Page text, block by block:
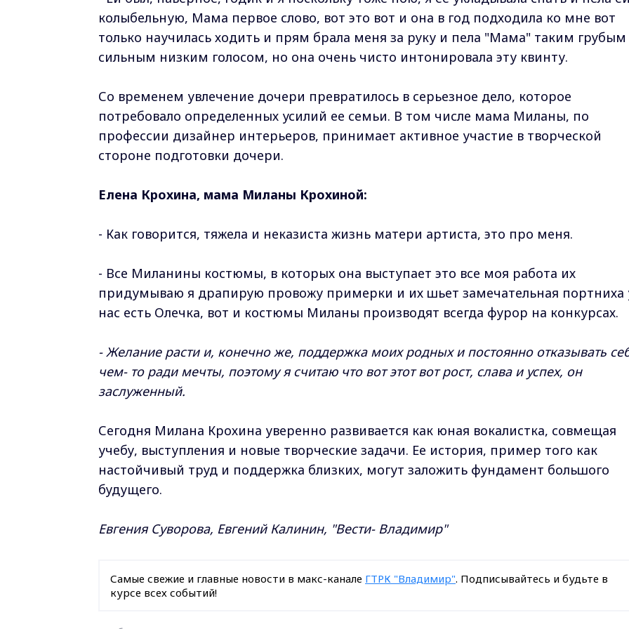
колыбельную, Мама первое слово, вот это вот и она в год подходила ко мне вот
только научилась ходить и прям брала меня за руку и пела "Мама" таким грубым
сильным низким голосом, но она очень чисто интонировала эту квинту.
Со временем увлечение дочери превратилось в серьезное дело, которое
потребовало определенных усилий ее семьи. В том числе мама Миланы, по
профессии дизайнер интерьеров, принимает активное участие в творческой
стороне подготовки дочери.
Елена Крохина, мама Миланы Крохиной:
- Как говорится, тяжела и неказиста жизнь матери артиста, это про меня.
- Все Миланины костюмы, в которых она выступает это все моя работа их
придумываю я драпирую провожу примерки и их шьет замечательная портниха
нас есть Олечка, вот и костюмы Миланы производят всегда фурор на конкурсах.
- Желание расти и, конечно же, поддержка моих родных и постоянно отказывать
чем- то ради мечты, поэтому я считаю что вот этот вот рост, слава и успех, он
заслуженный.
Сегодня Милана Крохина уверенно развивается как юная вокалистка, совмещая
учебу, выступления и новые творческие задачи. Ее история, пример того как
настойчивый труд и поддержка близких, могут заложить фундамент большого
будущего.
Евгения Суворова, Евгений Калинин, "Вести- Владимир"
Самые свежие и главные новости в макс-канале ГТРК "Владимир". Подписывайтесь и будьте в
курсе всех событий!